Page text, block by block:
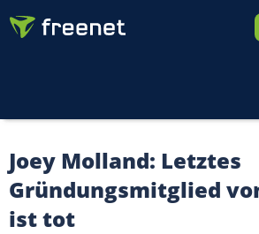
Joey Molland: Letztes
Gründungsmitglied
ist tot